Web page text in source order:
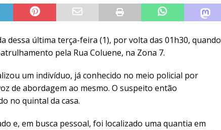
dessa última terça-feira (1), por volta das 01h30, quando
pela Rua Coluene, na Zona 7.
um indivíduo, já conhecido no meio policial por
de abordagem ao mesmo. O suspeito então
no quintal da casa.
e, em busca pessoal, foi localizado uma quantia em